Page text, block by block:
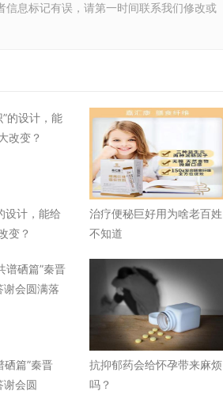
息标记有误，请第一时间联系我们修改或
设计，能给
变？
治疗便秘巨好用为啥老百姓
不知道
硒篇”秦晋
谢会圆
抗抑郁药会给怀孕带来麻烦
吗？